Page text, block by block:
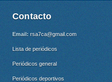
Contacto
Email: rsa7ca@gmail.com
Lista de periódicos
Periódicos general
Periódicos deportivos